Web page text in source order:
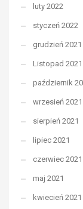
luty 2022
styczeń 2022
grudzień 2021
Listopad 2021
październik
wrzesień 2021
sierpień 2021
lipiec 2021
czerwiec 2021
maj 2021
kwiecień 2021